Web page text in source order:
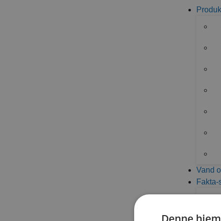
Vand
Fakta-
BOW NO.1
Create
DESCRIPTION